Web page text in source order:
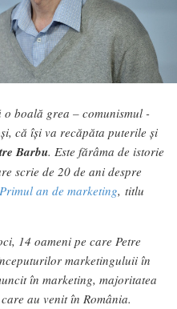
o boală grea – comunismul -
că își va recăpăta puterile și
Barbu. Este fărâma de istorie
scrie de 20 de ani despre
Primul an de marketing, titlu
14 oameni pe care Petre
marketinguluii în
în marketing, majoritatea
au venit în România.